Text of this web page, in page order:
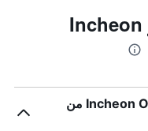
الأسئلة الشائعة عند حجز Incheon
ما مدى قرب Incheon Outback Guesthouse من